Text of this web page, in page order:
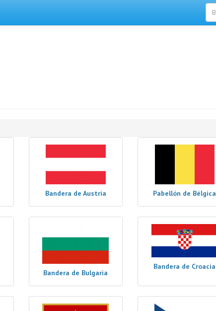
Bandera de Austria Pabellón de Bélgica
Bandera de Bulgaria
Bandera de Croacia